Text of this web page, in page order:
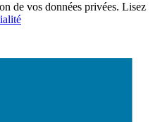
de vos données privées. Lisez